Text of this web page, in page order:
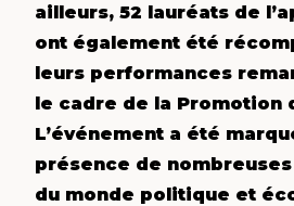
ailleurs, 52 lauréats de
ont également été
leurs performances
le cadre de la Promotion
L’événement a été
présence de
du monde politique et